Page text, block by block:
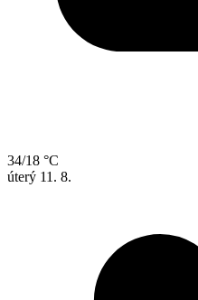
34/18 °C
úterý 11. 8.